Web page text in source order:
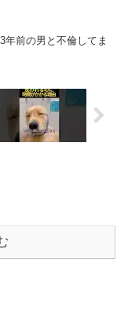
年前の男と不倫してま